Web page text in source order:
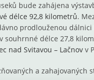
bude zahájena
délce 92,8 kilometrů.
prodlouženou dálnici
v souhrnné délce 27,8
nad Svitavou – Lačnov v
a zahajovaných